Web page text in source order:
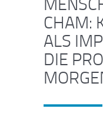
CHAM:
ALS
DIE